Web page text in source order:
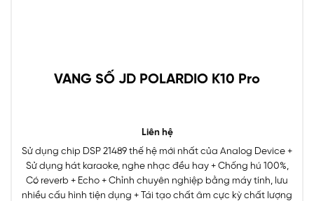
VANG SỐ JD POLARDIO K10 Pro
Liên hệ
Sử dụng chip DSP 21489 thế hệ mới nhất của Analog Device +
Sử dụng hát karaoke, nghe nhạc đều hay + Chống hú 100%,
Có reverb + Echo + Chỉnh chuyên nghiệp bằng máy tính, lưu
nhiều cấu hình tiện dụng + Tái tạo chất âm cực kỳ chất lượng